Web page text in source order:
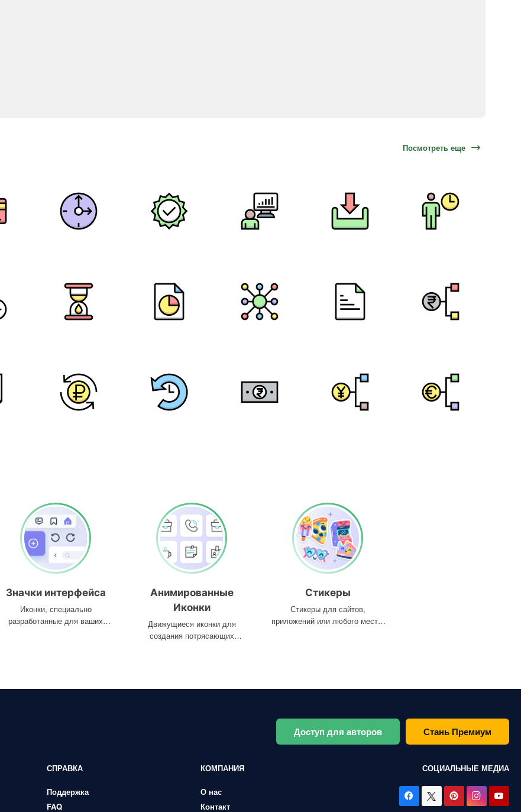
Посмотреть еще
Значки интерфейса
Иконки, специально
разработанные для ваших
Анимированные
Иконки
Движущиеся иконки для
создания потрясающих
Стикеры
Стикеры для сайтов,
приложений или любого места,
Доступ для авторов Стань Премиум
СПРАВКА
Поддержка
FAQ
КОМПАНИЯ
О нас
Контакт
СОЦИАЛЬНЫЕ МЕДИА